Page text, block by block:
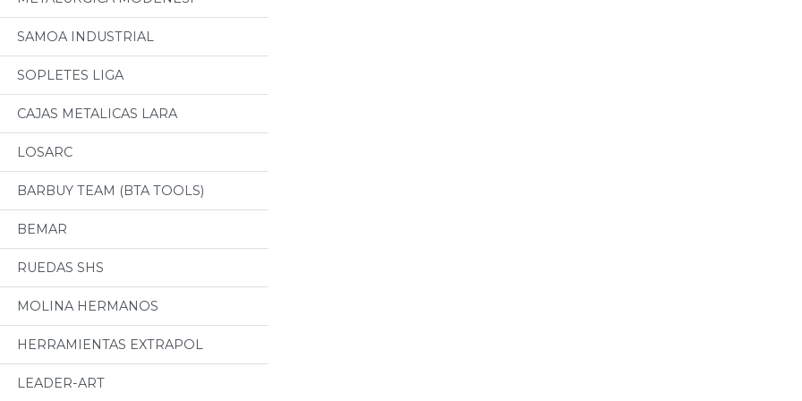
SAMOA INDUSTRIAL
SOPLETES LIGA
CAJAS METALICAS LARA
LOSARC
BARBUY TEAM (BTA TOOLS)
BEMAR
RUEDAS SHS
MOLINA HERMANOS
HERRAMIENTAS EXTRAPOL
LEADER-ART